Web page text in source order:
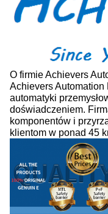
O firmie Achievers
Achievers
automatyki
doświadczeniem.
komponentów i
klientom w ponad 45